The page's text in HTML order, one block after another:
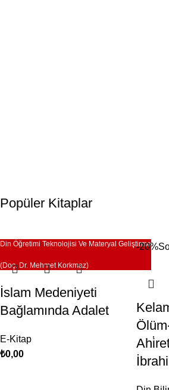
Popüler Kitaplar
Din Öğretimi Teknolojisi Ve Materyal Geliştirme
(Doç. Dr. Mehmet Korkmaz)
İslam Medeniyeti
Bağlamında Adalet
E-Kitap
₺0,00
-20%